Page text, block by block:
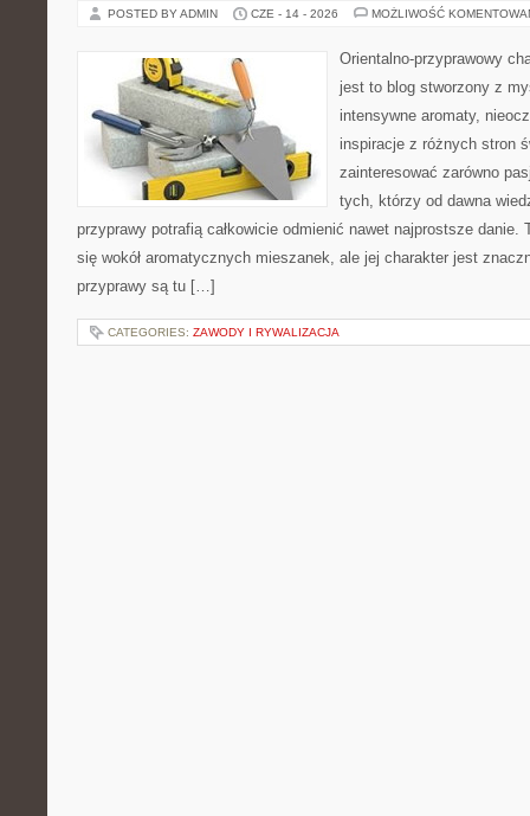
POSTED BY ADMIN CZE - 14 - 2026 MOŻLIWOŚĆ
Orientalno-przyprawowy
jest to blog stworzony z
intensywne aromaty,
inspiracje z różnych stron
zainteresować zarówno
tych, którzy od dawna
przyprawy potrafią całkowicie odmienić nawet najprostsze danie.
się wokół aromatycznych mieszanek, ale jej charakter jest
przyprawy są tu […]
CATEGORIES: ZAWODY I RYWALIZACJA